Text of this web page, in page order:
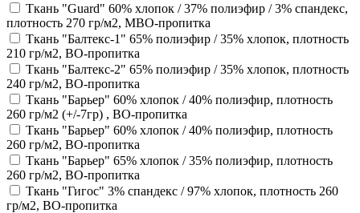
Ткань "Guard" 60% хлопок / 37% полиэфир / 3% спандекс,
плотность 270 гр/м2, МВО-пропитка
Ткань "Балтекс-1" 65% полиэфир / 35% хлопок, плотность
210 гр/м2, ВО-пропитка
Ткань "Балтекс-2" 65% полиэфир / 35% хлопок, плотность
240 гр/м2, ВО-пропитка
Ткань "Барьер" 60% хлопок / 40% полиэфир, плотность
260 гр/м2 (+/-7гр) , ВО-пропитка
Ткань "Барьер" 60% хлопок / 40% полиэфир, плотность
260 гр/м2, ВО-пропитка
Ткань "Барьер" 65% хлопок / 35% полиэфир, плотность
260 гр/м2, ВО-пропитка
Ткань "Гигос" 3% спандекс / 97% хлопок, плотность 260
гр/м2, ВО-пропитка